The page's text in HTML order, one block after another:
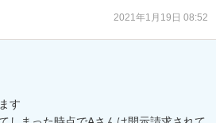
2021年1月19日 08:52
す